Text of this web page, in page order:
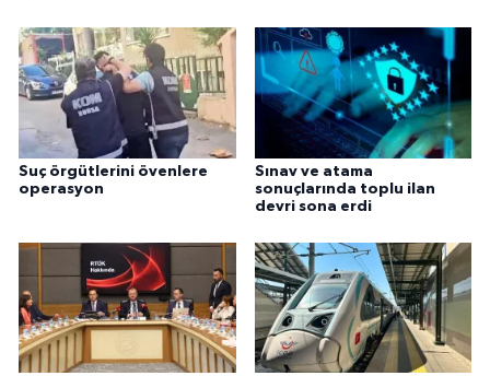
Suç örgütlerini övenlere
operasyon
Sınav ve atama
sonuçlarında toplu ilan
devri sona erdi